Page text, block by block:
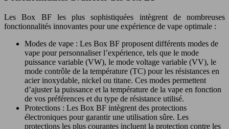
Les Box BF les plus sophistiquées intègrent de nombreuses
fonctionnalités innovantes pour une expérience de vape optimale :
Modes de vape : Les Box BF proposent différents modes de
vape pour personnaliser l’expérience, tels que le mode
puissance variable (VW), le mode voltage variable (VV), le
mode contrôle de la température (TC) pour les résistances en
acier inoxydable, nickel ou titane. Ces modes permettent
d’ajuster la puissance et la température de la vape en fonction
de vos préférences et du type de résistance utilisé.
Protections : Les Box BF intègrent des protections
électroniques pour garantir une utilisation sûre. Les
protections les plus courantes incluent la protection contre les